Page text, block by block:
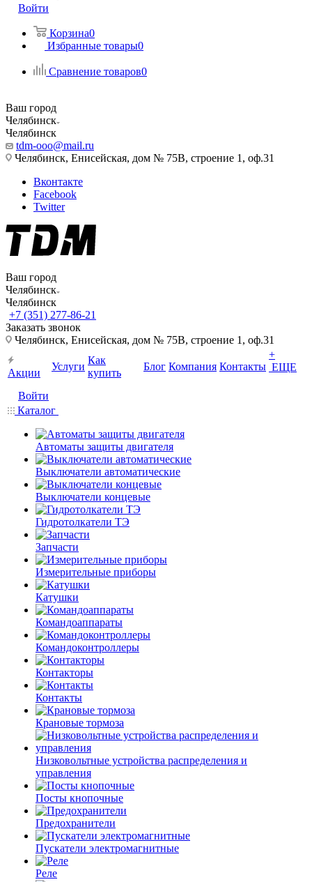
Войти
Корзина0
Избранные товары0
Сравнение товаров0
Ваш город
Челябинск
Челябинск
tdm-ooo@mail.ru
Челябинск, Енисейская, дом № 75В, строение 1, оф.31
Вконтакте
Facebook
Twitter
Ваш город
Челябинск
Челябинск
+7 (351) 277-86-21
Заказать звонок
Челябинск, Енисейская, дом № 75В, строение 1, оф.31
Акции
Услуги
Как
купить
Блог Компания Контакты
+
ЕЩЕ
Войти
Каталог
Автоматы защиты двигателя
Выключатели автоматические
Выключатели концевые
Гидротолкатели ТЭ
Запчасти
Измерительные приборы
Катушки
Командоаппараты
Командоконтроллеры
Контакторы
Контакты
Крановые тормоза
Низковольтные устройства распределения и
управления
Посты кнопочные
Предохранители
Пускатели электромагнитные
Реле